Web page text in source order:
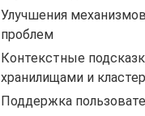
Улучшения
проблем
Контекстные
хранилищами и
Поддержка